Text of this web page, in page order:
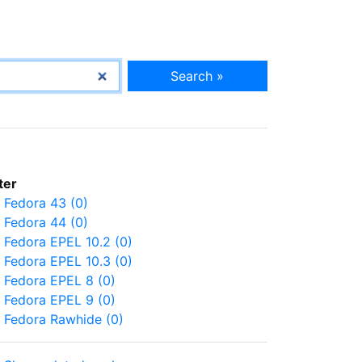
Search »
Fedora 43 (0)
Fedora 44 (0)
Fedora EPEL 10.2 (0)
Fedora EPEL 10.3 (0)
Fedora EPEL 8 (0)
Fedora EPEL 9 (0)
Fedora Rawhide (0)